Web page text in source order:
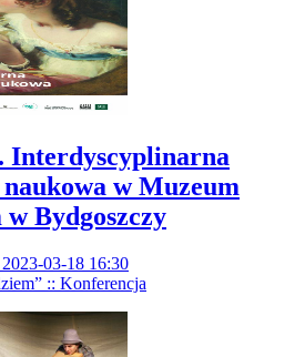
Interdyscyplinarna
w Muzeum
Bydgoszczy
03-18 16:30
:: Konferencja